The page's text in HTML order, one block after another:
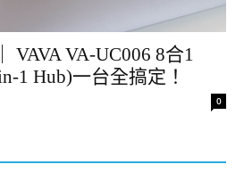
VAVA VA-UC006 8合1
1 Hub)一台全搞定！
0